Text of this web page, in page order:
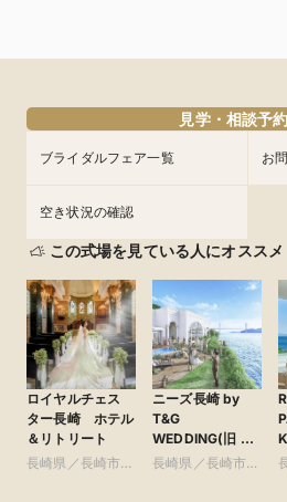
見学・相談予約
ブライダルフェア一覧 お
空き状況の確認
この式場を見ている人にオススメ
ロイヤルチェス
ター長崎 ホテル
＆リトリート
長崎県／長崎市・
ニーズ長崎 by
T&G
WEDDING(旧 ベ
イサイド迎賓館
長崎県／長崎市・